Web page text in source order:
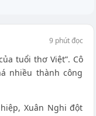
9 phút đọc
tuổi thơ Việt”. Cô
nhiều thành công
Xuân Nghi đột